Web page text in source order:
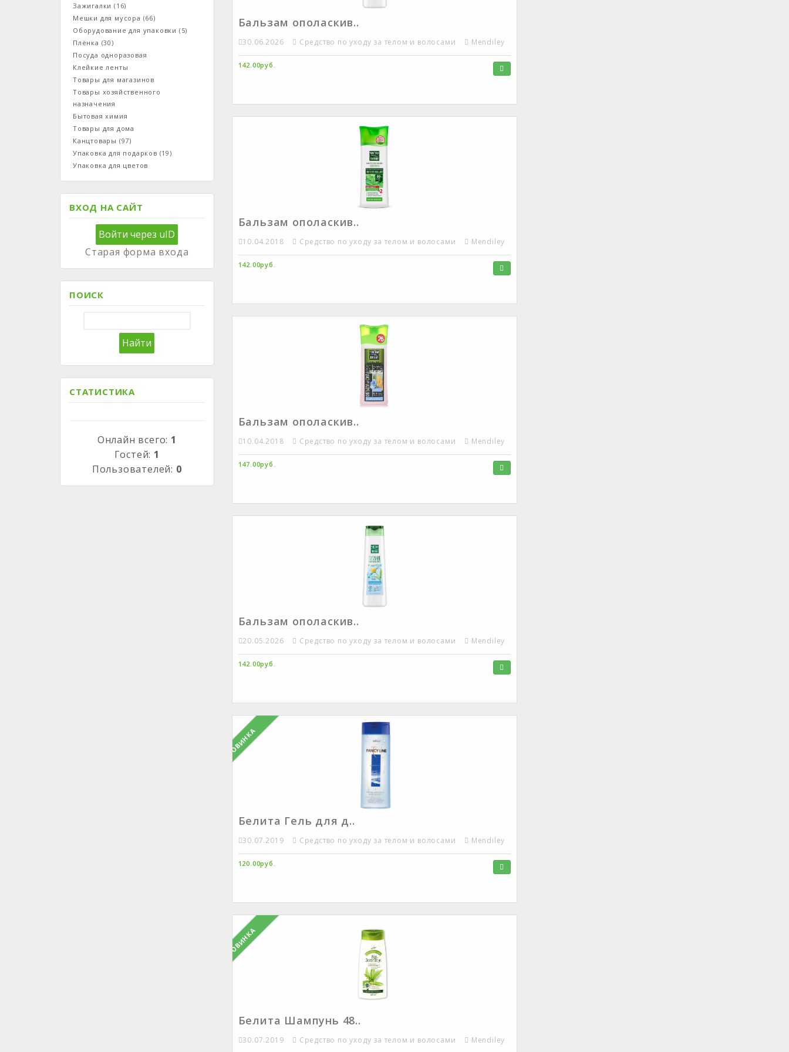
Зажигалки (16)
Мешки для мусора (66)
Оборудование для упаковки (5)
Плёнка (30)
Посуда одноразовая
Клейкие ленты
Товары для магазинов
Товары хозяйственного
назначения
Бытовая химия
Товары для дома
Канцтовары (97)
Упаковка для подарков (19)
Упаковка для цветов
ВХОД НА САЙТ
Войти через uID
Старая форма входа
ПОИСК
СТАТИСТИКА
Онлайн всего: 1
Гостей: 1
Пользователей: 0
Бальзам ополаскив..
30.06.2026 Средство по уходу за телом и волосами Mendiley
142.00руб.
Бальзам ополаскив..
10.04.2018 Средство по уходу за телом и волосами Mendiley
142.00руб.
Бальзам ополаскив..
10.04.2018 Средство по уходу за телом и волосами Mendiley
147.00руб.
Бальзам ополаскив..
20.05.2026 Средство по уходу за телом и волосами Mendiley
142.00руб.
НОВИНКА
Белита Гель для д..
30.07.2019 Средство по уходу за телом и волосами Mendiley
120.00руб.
НОВИНКА
Белита Шампунь 48..
30.07.2019 Средство по уходу за телом и волосами Mendiley